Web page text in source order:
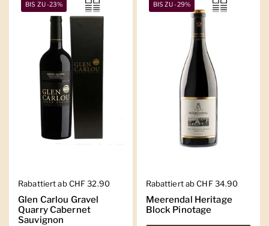
Regulärer Preis
Rabattiert ab CHF 32.90
Glen Carlou Gravel
Quarry Cabernet
Sauvignon
BIS ZU -23%
Regulärer Preis
Rabattiert ab CHF 34.90
Meerendal Heritage
Block Pinotage
BIS ZU -29%